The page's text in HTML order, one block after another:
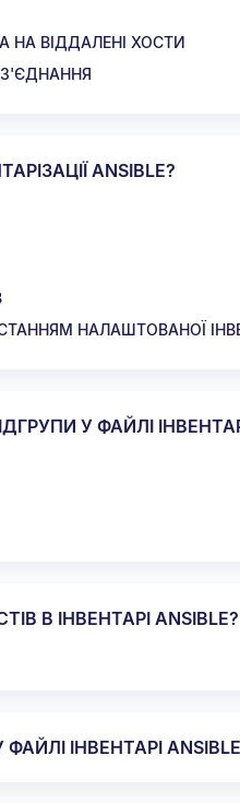
НА ВІДДАЛЕНІ ХОСТИ
З'ЄДНАННЯ
ANSIBLE?
НАЛАШТОВАНОЇ
У ФАЙЛІ
В ІНВЕНТАРІ ANSIBLE?
ІНВЕНТАРІ